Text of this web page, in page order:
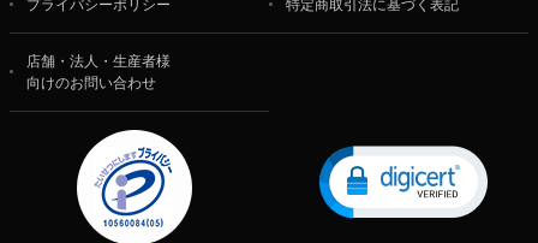
プライバシーポリシー 特定商取引法に基づく表記
店舗・法人・生産者様
向けのお問い合わせ